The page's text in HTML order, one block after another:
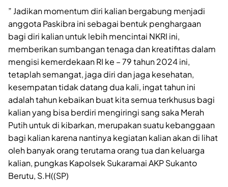
” Jadikan momentum diri kalian bergabung menjadi
anggota Paskibra ini sebagai bentuk penghargaan
bagi diri kalian untuk lebih mencintai NKRI ini,
memberikan sumbangan tenaga dan kreatifitas dalam
mengisi kemerdekaan RI ke – 79 tahun 2024 ini,
tetaplah semangat, jaga diri dan jaga kesehatan,
kesempatan tidak datang dua kali, ingat tahun ini
adalah tahun kebaikan buat kita semua terkhusus bagi
kalian yang bisa berdiri mengiringi sang saka Merah
Putih untuk di kibarkan, merupakan suatu kebanggaan
bagi kalian karena nantinya kegiatan kalian akan di lihat
oleh banyak orang terutama orang tua dan keluarga
kalian, pungkas Kapolsek Sukaramai AKP Sukanto
Berutu, S.H((SP)